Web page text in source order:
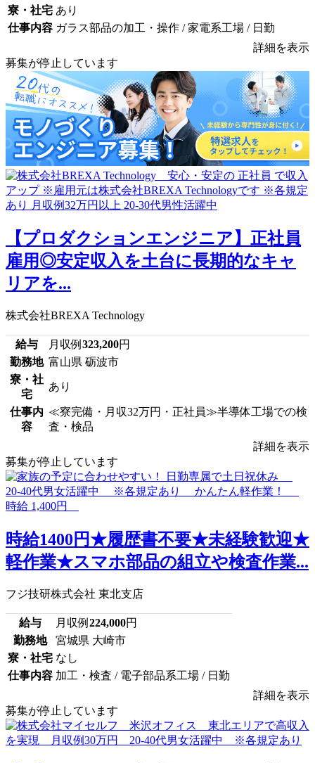
寮・社宅 あり
仕事内容 ガラス部品の加工・操作 / 家電系工場 / 日勤
詳細を表示
募集が停止しています
【プロダクションエンジニア】正社員
雇用◎安定収入を土台に長期的なキャ
リアを...
株式会社BREXA Technology
給与 月収例 323,200円
勤務地 富山県 砺波市
寮・社
宅
あり
仕事内
容
≪寮完備・月収32万円・正社員≫半導体工場での検
査・検品
詳細を表示
募集が停止しています
時給1400円★履歴書不要★未経験歓迎★
軽作業★スマホ部品の組立や検査作業...
フジ技研株式会社 東北支店
給与 月収例 224,000円
勤務地
宮城県 大崎市
寮・社宅 なし
仕事内容 加工・検査 / 電子部品系工場 / 日勤
詳細を表示
募集が停止しています